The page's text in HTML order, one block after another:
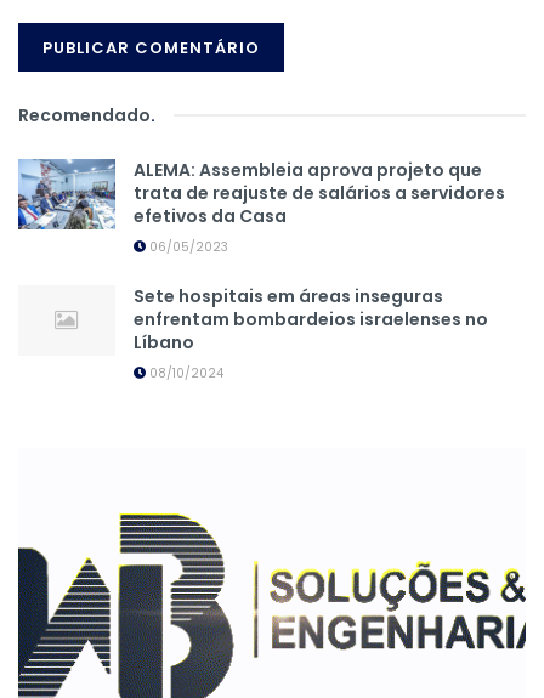
Recomendado.
ALEMA: Assembleia aprova projeto que
trata de reajuste de salários a servidores
efetivos da Casa
06/05/2023
Sete hospitais em áreas inseguras
enfrentam bombardeios israelenses no
Líbano
08/10/2024